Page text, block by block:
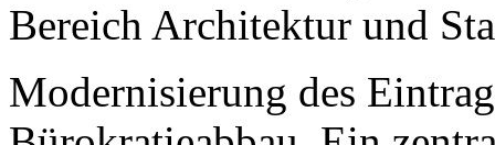
Bereich Architektur und
Modernisierung des